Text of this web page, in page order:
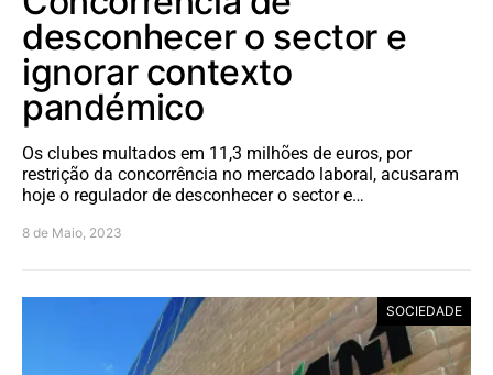
desconhecer o sector e
ignorar contexto
pandémico
Os clubes multados em 11,3 milhões de euros, por
restrição da concorrência no mercado laboral, acusaram
hoje o regulador de desconhecer o sector e…
8 de Maio, 2023
SOCIEDADE